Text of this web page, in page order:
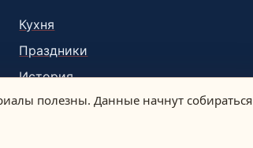
Кухня
Праздники
История
полезны. Данные начнут собираться